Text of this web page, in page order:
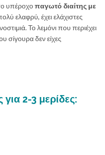
υπέροχοπαγωτό διαίτης με
ελαφρύ, έχει ελάχιστες
Το λεμόνι που περιέχει
σίγουρα δεν είχες
για 2-3 μερίδες: